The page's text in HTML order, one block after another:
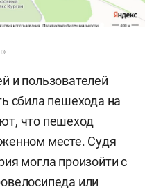
и пользователей
сбила пешехода на
что пешеход
месте. Судя
могла произойти с
или